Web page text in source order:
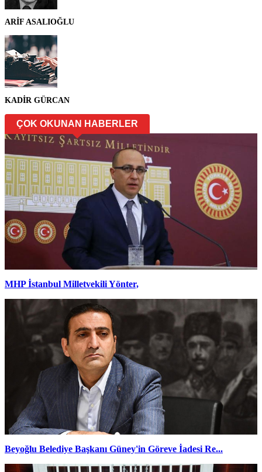
ARİF ASALIOĞLU
KADİR GÜRCAN
ÇOK OKUNAN HABERLER
MHP İstanbul Milletvekili Yönter,
Beyoğlu Belediye Başkanı Güney'in Göreve İadesi Re...